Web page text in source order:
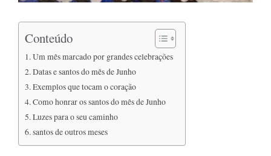
Conteúdo
Um mês marcado por grandes celebrações
Datas e santos do mês de Junho
Exemplos que tocam o coração
Como honrar os santos do mês de Junho
Luzes para o seu caminho
santos de outros meses